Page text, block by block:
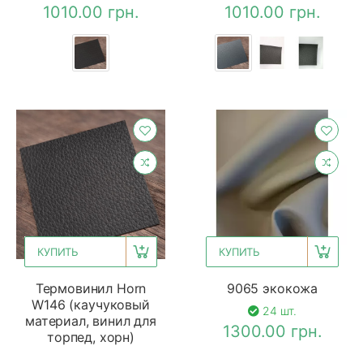
1010.00 грн. 1010.00 грн.
КУПИТЬ
Термовинил Horn
W146 (каучуковый
материал, винил для
торпед, хорн)
КУПИТЬ
9065 экокожа
24 шт.
1300.00 грн.